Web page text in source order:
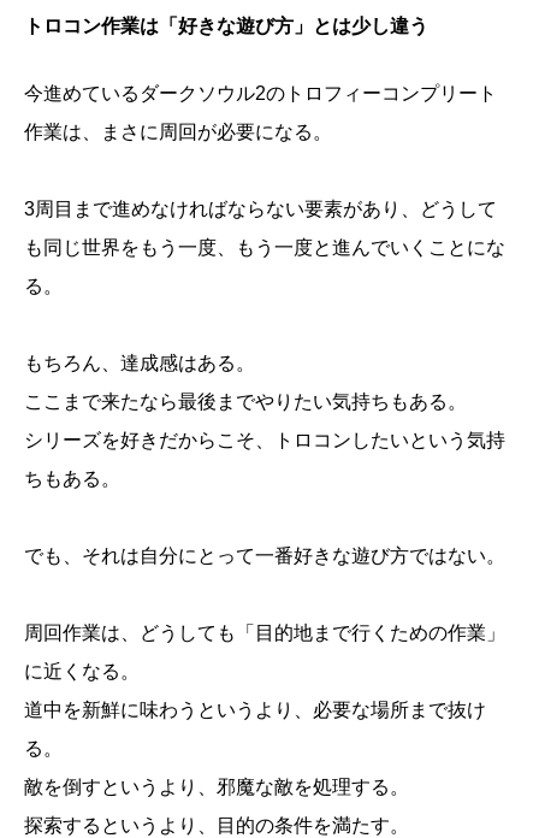
トロコン作業は「好きな遊び方」とは少し違う
今進めているダークソウル2のトロフィーコンプリート
作業は、まさに周回が必要になる。
3周目まで進めなければならない要素があり、どうして
も同じ世界をもう一度、もう一度と進んでいくことにな
る。
もちろん、達成感はある。
ここまで来たなら最後までやりたい気持ちもある。
シリーズを好きだからこそ、トロコンしたいという気持
ちもある。
でも、それは自分にとって一番好きな遊び方ではない。
周回作業は、どうしても「目的地まで行くための作業」
に近くなる。
道中を新鮮に味わうというより、必要な場所まで抜け
る。
敵を倒すというより、邪魔な敵を処理する。
探索するというより、目的の条件を満たす。
周回は条件が揺らぎすぎる
好きなゲームでも、好きな遊び方は人それぞれ